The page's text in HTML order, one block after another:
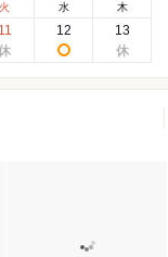
火
11
水
12
木
13